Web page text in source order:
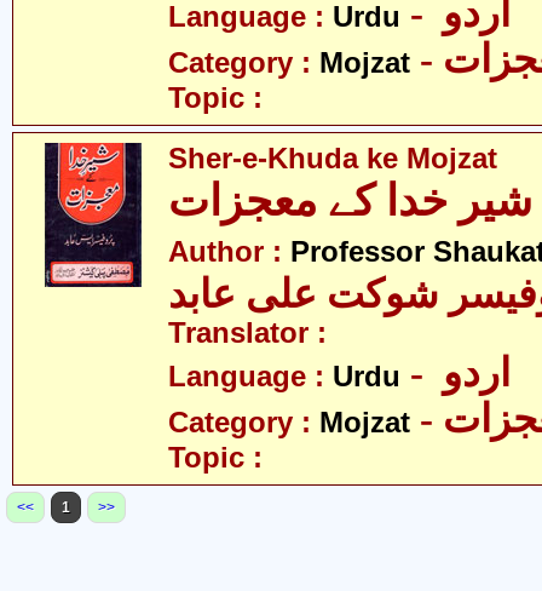
Language : Urdu
Category : Mojzat
Topic :
Sher-e-Khuda ke Mojzat
Author : Professor
شوکت علی عابد
Translator :
Language : Urdu
Category : Mojzat
Topic :
<< 1 >>